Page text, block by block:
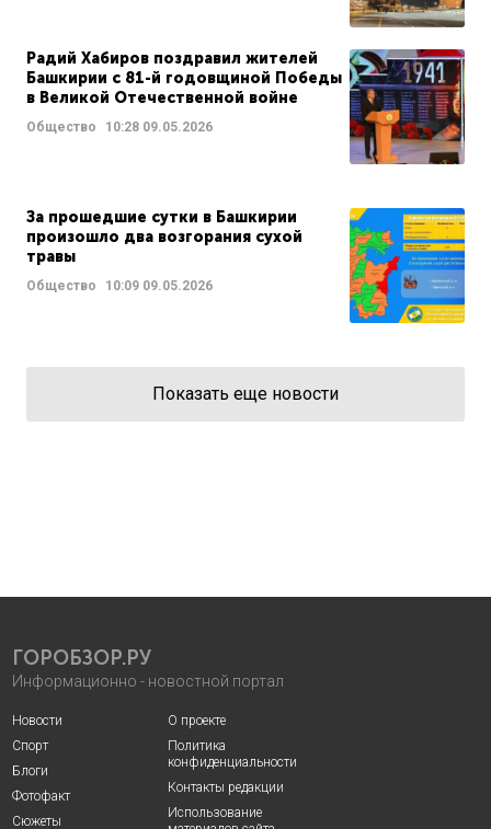
Радий Хабиров поздравил жителей
Башкирии с 81-й годовщиной Победы
в Великой Отечественной войне
Общество 10:28 09.05.2026
За прошедшие сутки в Башкирии
произошло два возгорания сухой
травы
Общество 10:09 09.05.2026
Показать еще новости
ГОРОБЗОР.РУ
Информационно - новостной портал
Новости
Спорт
Блоги
Фотофакт
Сюжеты
О проекте
Политика
конфиденциальности
Контакты редакции
Использование